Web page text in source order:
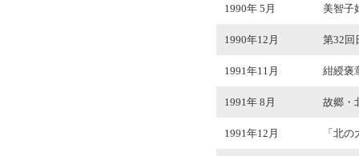
1990年 5月 美智子
1990年12月 第32回
1991年11月 紺綬褒
1991年 8月 故郷・
1991年12月 「北